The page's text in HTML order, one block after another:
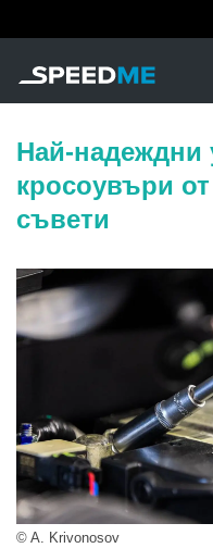
Най-надеждни
кросоувъри
съвети
© A. Krivonosov